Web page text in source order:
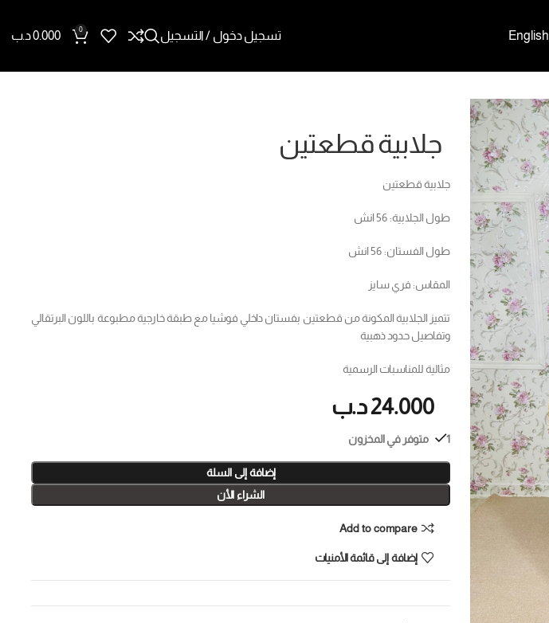
English تسجيل دخول / التسجيل 0
0.000د.ب
جلابية قطعتين
جلابية قطعتين
طول الجلابية: 56 انش
طول الفستان: 56 انش
المقاس: فري سايز
تتميز الجلابية المكونة من قطعتين بفستان داخلي فوشيا مع طبقة خارجية مطبوعة باللون البرتقالي
وتفاصيل حدود ذهبية
مثالية للمناسبات الرسمية
24.000د.ب
1 متوفر في المخزون
إضافة إلى السلة
الشراء الأن
Add to compare
إضافة إلى قائمة الأمنيات